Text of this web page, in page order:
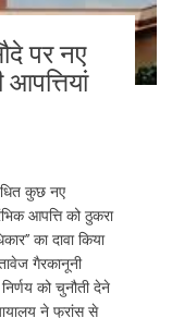
पर नए
कुछ नए
आपत्ति को ठुकरा
का दावा किया
गैरकानूनी
को चुनौती देने
ने फ्रांस से